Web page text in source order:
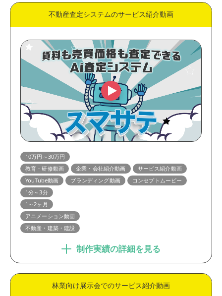
不動産査定システムのサービス紹介動画
10万円～30万円
教育・研修動画
企業・会社紹介動画
サービス紹介動画
YouTube動画
ブランディング動画
コンセプトムービー
1分～3分
1～2ヶ月
アニメーション動画
不動産・建築・建設
制作実績の詳細を見る
林業向け展示会でのサービス紹介動画